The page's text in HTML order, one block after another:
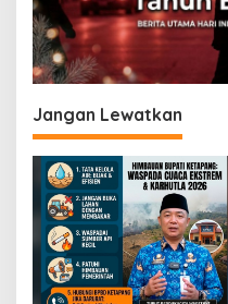
o
s
Jangan Lewatkan